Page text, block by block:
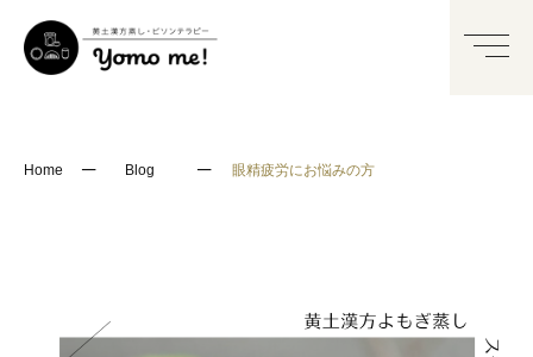
Home ─ Blog ─ 眼精疲労にお悩みの方